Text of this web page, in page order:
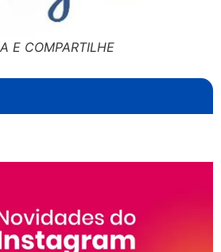
E COMPARTILHE